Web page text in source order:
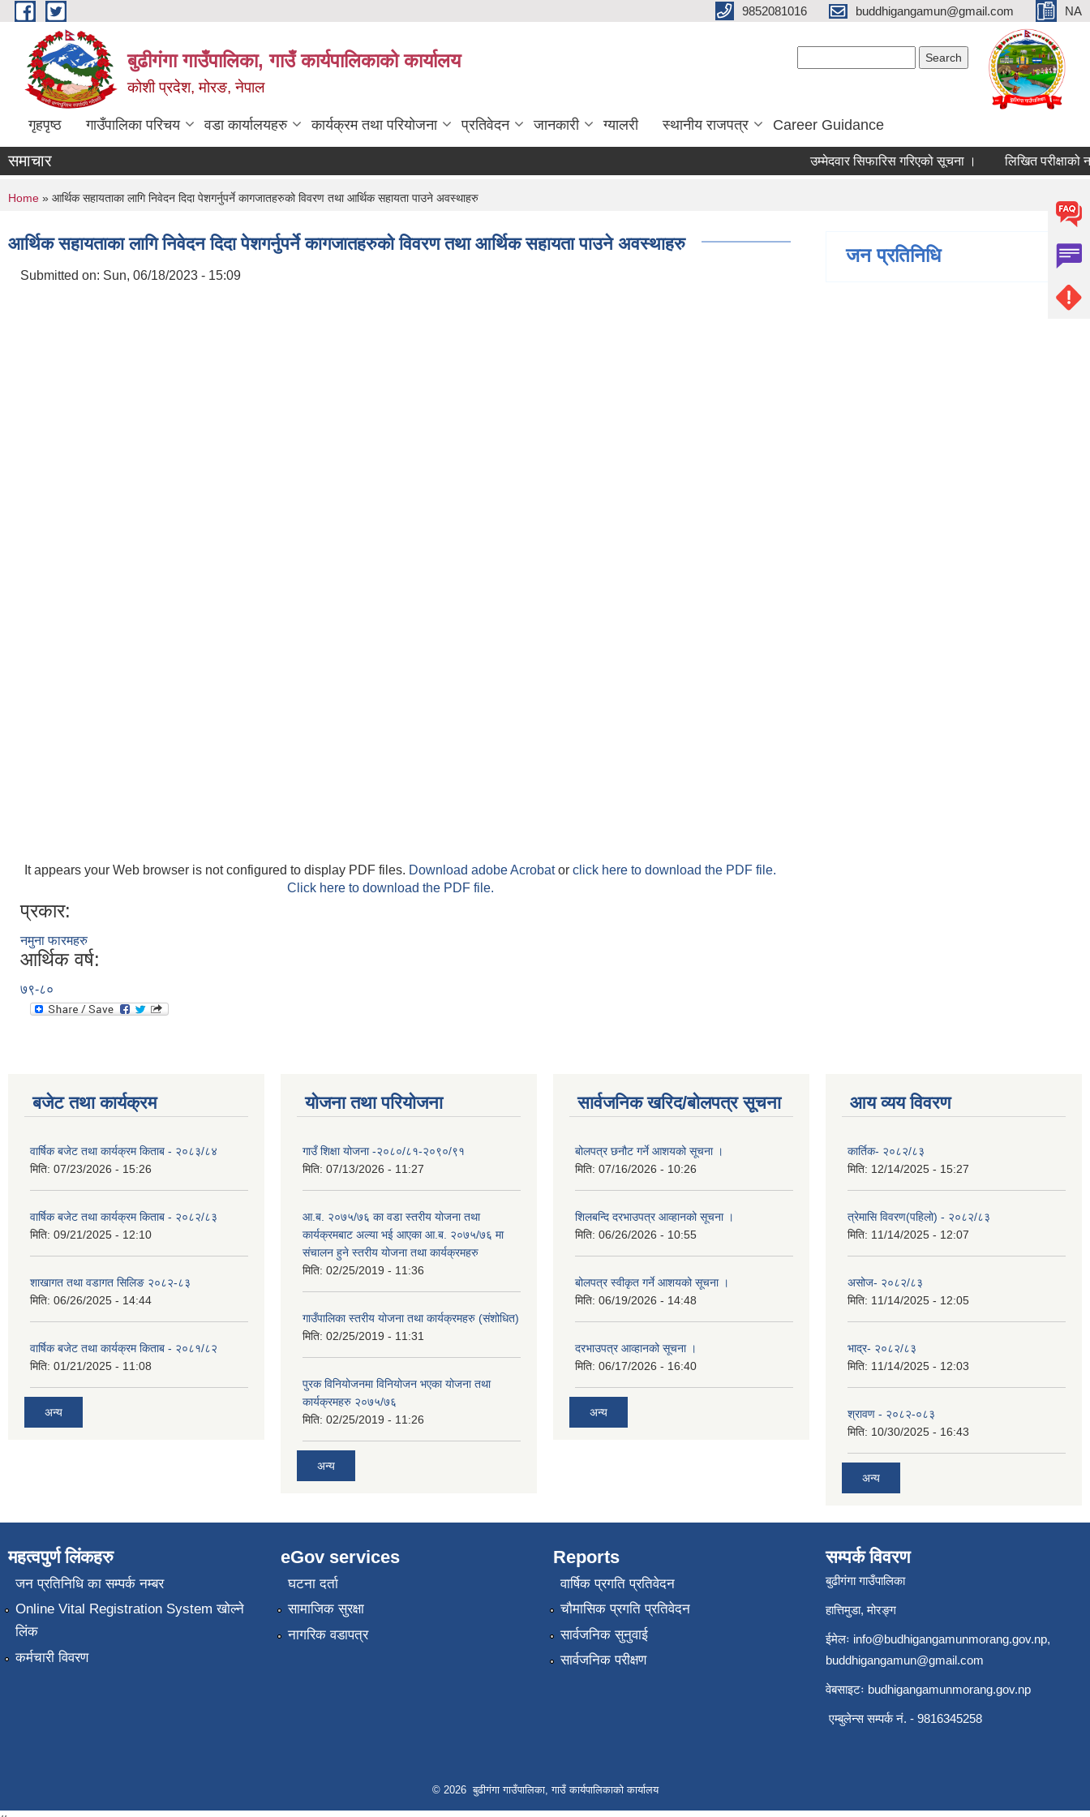
Skip to main content 9852081016 buddhigangamun@gmail.com NA
बुढीगंगा गाउँपालिका, गाउँ कार्यपालिकाको कार्यालय
कोशी प्रदेश, मोरङ, नेपाल
गृहपृष्ठ गाउँपालिका परिचय वडा कार्यालयहरु कार्यक्रम तथा परियोजना प्रतिवेदन जानकारी ग्यालरी स्थानीय राजपत्र Career Guidance
समाचार उम्मेदवार सिफारिस गरिएको सूचना । लिखित परीक्षाको
You are here
Home » आर्थिक सहायताका लागि निवेदन दिदा पेशगर्नुपर्ने कागजातहरुको विवरण तथा आर्थिक सहायता पाउने अवस्थाहरु
आर्थिक सहायताका लागि निवेदन दिदा पेशगर्नुपर्ने कागजातहरुको विवरण तथा आर्थिक सहायता पाउने अवस्थाहरु
Submitted on: Sun, 06/18/2023 - 15:09
It appears your Web browser is not configured to display PDF files. Download adobe Acrobator click here to download the PDF file.
Click here to download the PDF file.
प्रकार:
नमुना फारमहरु
आर्थिक वर्ष:
७९-८०
जन प्रतिनिधि
बजेट तथा कार्यक्रम
वार्षिक बजेट तथा कार्यक्रम किताब - २०८३/८४
मिति: 07/23/2026 - 15:26
वार्षिक बजेट तथा कार्यक्रम किताब - २०८२/८३
मिति: 09/21/2025 - 12:10
शाखागत तथा वडागत सिलिङ २०८२-८३
मिति: 06/26/2025 - 14:44
वार्षिक बजेट तथा कार्यक्रम किताब - २०८१/८२
मिति: 01/21/2025 - 11:08
अन्य
योजना तथा परियोजना
गाउँ शिक्षा योजना -२०८०/८१-२०९०/९१
मिति: 07/13/2026 - 11:27
आ.ब. २०७५/७६ का वडा स्तरीय योजना तथा
कार्यक्रमबाट अल्या भई आएका आ.ब. २०७५/७६ मा
स‌ंचालन हुने स्तरीय योजना तथा कार्यक्रमहरु
मिति: 02/25/2019 - 11:36
गाउँपालिका स्तरीय योजना तथा कार्यक्रमहरु (स‌ंशोधित)
मिति: 02/25/2019 - 11:31
पुरक विनियोजनमा विनियोजन भएका योजना तथा
कार्यक्रमहरु २०७५/७६
मिति: 02/25/2019 - 11:26
अन्य
सार्वजनिक खरिद/बोलपत्र सूचना
बोलपत्र छनौट गर्ने आशयको सूचना ।
मिति: 07/16/2026 - 10:26
शिलबन्दि दरभाउपत्र आव्हानको सूचना ।
मिति: 06/26/2026 - 10:55
बोलपत्र स्वीकृत गर्ने आशयको सूचना ।
मिति: 06/19/2026 - 14:48
दरभाउपत्र आव्हानको सूचना ।
मिति: 06/17/2026 - 16:40
अन्य
आय व्यय विवरण
कार्तिक- २०८२/८३
मिति: 12/14/2025 - 15:27
त्रेमासि विवरण(पहिलो) - २०८२/८३
मिति: 11/14/2025 - 12:07
असोज- २०८२/८३
मिति: 11/14/2025 - 12:05
भाद्र- २०८२/८३
मिति: 11/14/2025 - 12:03
श्रावण - २०८२-०८३
मिति: 10/30/2025 - 16:43
अन्य
महत्वपुर्ण लिंकहरु
जन प्रतिनिधि का सम्पर्क नम्बर
Online Vital Registration System खोल्ने
लिंक
कर्मचारी विवरण
eGov services
घटना दर्ता
सामाजिक सुरक्षा
नागरिक वडापत्र
Reports
वार्षिक प्रगति प्रतिवेदन
चौमासिक प्रगति प्रतिवेदन
सार्वजनिक सुनुवाई
सार्वजनिक परीक्षण
सम्पर्क विवरण
बुढीगंगा गाउँपालिका
हात्तिमुडा, मोरङ्ग
ईमेलः info@budhigangamunmorang.gov.np,
buddhigangamun@gmail.com
वेबसाइटः budhigangamunmorang.gov.np
एम्बुलेन्स सम्पर्क नं. - 9816345258
© 2026 बुढीगंगा गाउँपालिका, गाउँ कार्यपालिकाको कार्यालय